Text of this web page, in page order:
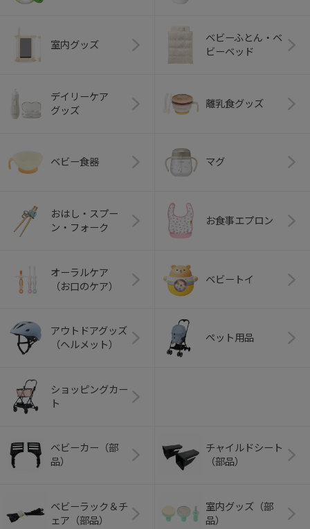
室内グッズ
ベビーふとん・ベ
ビーベッド
デイリーケア
グッズ
離乳食グッズ
ベビー食器 マグ
おはし・スプー
ン・フォーク
お食事エプロン
オーラルケア
（お口のケア）
ベビートイ
アウトドアグッズ
（ヘルメット）
ペット用品
ショッピングカー
ト
ベビーカー（部
品）
チャイルドシート
（部品）
ベビーラック＆チ
ェア（部品）
室内グッズ（部
品）